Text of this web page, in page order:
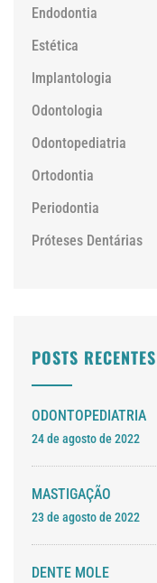
Endodontia
Estética
Implantologia
Odontologia
Odontopediatria
Ortodontia
Periodontia
Próteses Dentárias
POSTS RECENTES
ODONTOPEDIATRIA
24 de agosto de 2022
MASTIGAÇÃO
23 de agosto de 2022
DENTE MOLE